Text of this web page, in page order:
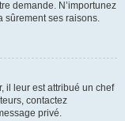
demande. N’importunez
sûrement ses raisons.
il leur est attribué un chef
contactez
privé.